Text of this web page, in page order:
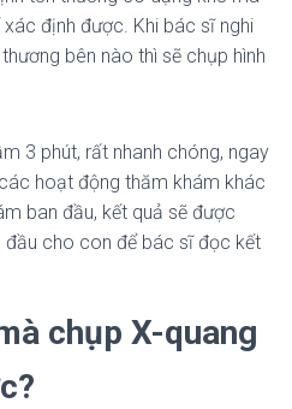
định được. Khi bác sĩ nghi
bên nào thì sẽ chụp hình
3 phút, rất nhanh chóng, ngay
hoạt động thăm khám khác
ban đầu, kết quả sẽ được
đầu cho con để bác sĩ đọc kết
chụp X-quang